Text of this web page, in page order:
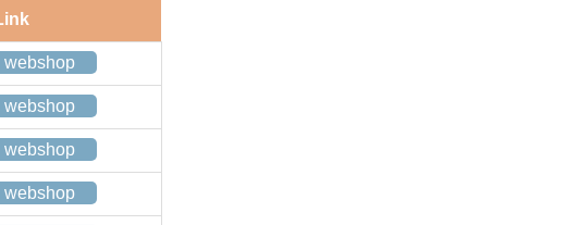
webshop
webshop
webshop
webshop